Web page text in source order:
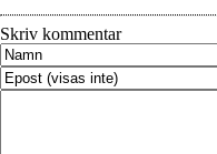
Skriv kommentar